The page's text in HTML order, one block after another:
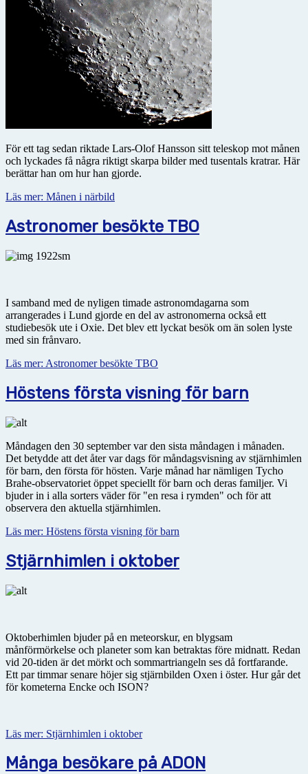
För ett tag sedan riktade Lars-Olof Hansson sitt teleskop mot månen
och lyckades få några riktigt skarpa bilder med tusentals kratrar. Här
berättar han om hur han gjorde.
Läs mer: Månen i närbild
Astronomer besökte TBO
I samband med de nyligen timade astronomdagarna som
arrangerades i Lund gjorde en del av astronomerna också ett
studiebesök ute i Oxie. Det blev ett lyckat besök om än solen lyste
med sin frånvaro.
Läs mer: Astronomer besökte TBO
Höstens första visning för barn
Måndagen den 30 september var den sista måndagen i månaden.
Det betydde att det åter var dags för måndagsvisning av stjärnhimlen
för barn, den första för hösten. Varje månad har nämligen Tycho
Brahe-observatoriet öppet speciellt för barn och deras familjer. Vi
bjuder in i alla sorters väder för "en resa i rymden" och för att
observera den aktuella stjärnhimlen.
Läs mer: Höstens första visning för barn
Stjärnhimlen i oktober
Oktoberhimlen bjuder på en meteorskur, en blygsam
månförmörkelse och planeter som kan betraktas före midnatt. Redan
vid 20-tiden är det mörkt och sommartriangeln ses då fortfarande.
Ett par timmar senare höjer sig stjärnbilden Oxen i öster. Hur går det
för kometerna Encke och ISON?
Läs mer: Stjärnhimlen i oktober
Många besökare på ADON